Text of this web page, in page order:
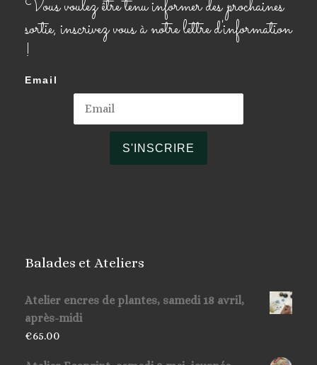
Vous voulez être tenu informer des prochaines
sortie, inscrivez vous à notre lettre d'information
!
Email
S'INSCRIRE
Balades et Ateliers
Atelier encres de plantes, samedi 18 avril,
après-midi
€65.00